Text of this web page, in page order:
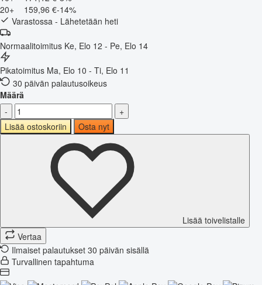
20+
159,96 €-14%
Varastossa - Lähetetään heti
Normaalitoimitus Ke, Elo 12 - Pe, Elo 14
Pikatoimitus Ma, Elo 10 - Ti, Elo 11
30 päivän palautusoikeus
Määrä
-
+
Lisää ostoskoriin
Osta nyt
Lisää toivelistalle
Vertaa
Ilmaiset palautukset 30 päivän sisällä
Turvallinen tapahtuma